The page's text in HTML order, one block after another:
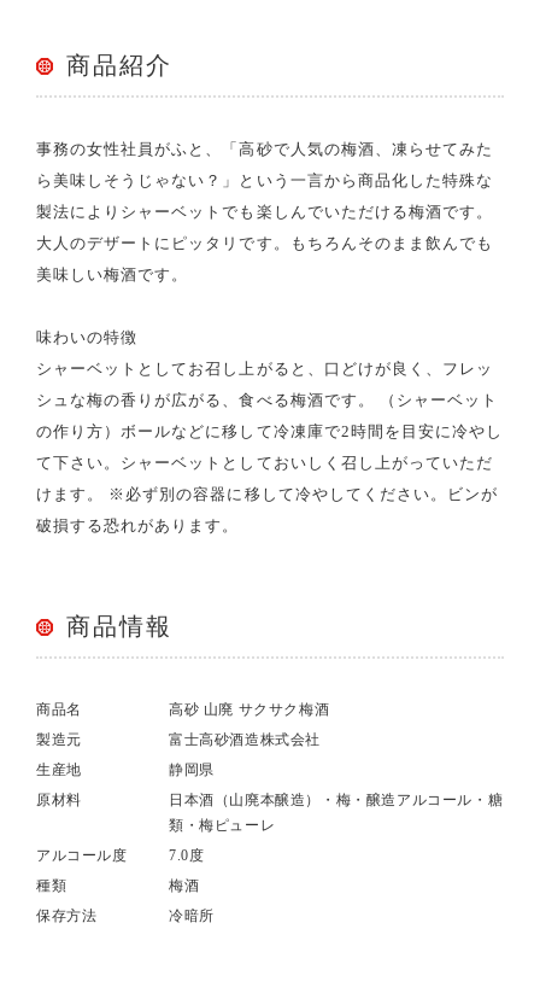
商品紹介
事務の女性社員がふと、「高砂で人気の梅酒、凍らせてみた
ら美味しそうじゃない？」という一言から商品化した特殊な
製法によりシャーベットでも楽しんでいただける梅酒です。
大人のデザートにピッタリです。もちろんそのまま飲んでも
美味しい梅酒です。
味わいの特徴
シャーベットとしてお召し上がると、口どけが良く、フレッ
シュな梅の香りが広がる、食べる梅酒です。 （シャーベット
の作り方）ボールなどに移して冷凍庫で2時間を目安に冷やし
て下さい。シャーベットとしておいしく召し上がっていただ
けます。 ※必ず別の容器に移して冷やしてください。ビンが
破損する恐れがあります。
商品情報
商品名
高砂 山廃 サクサク梅酒
製造元
富士高砂酒造株式会社
生産地
静岡県
原材料
日本酒（山廃本醸造）・梅・醸造アルコール・糖
類・梅ピューレ
アルコール度
7.0度
種類
梅酒
保存方法
冷暗所